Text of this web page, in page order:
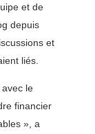
et de
depuis
et
liés.
le
financier
», a